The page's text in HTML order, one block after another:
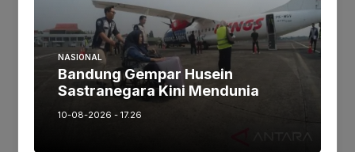
Tags:
NASIONAL
Bandung Gempar Husein
Sastranegara Kini Mendunia
10-08-2026 - 17.26